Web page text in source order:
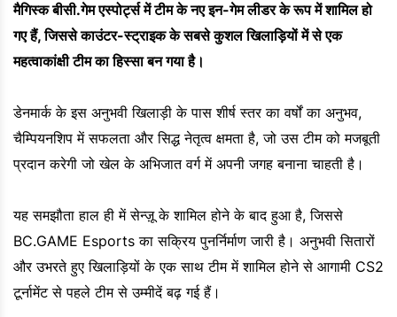
मैगिस्क बीसी.गेम एस्पोर्ट्स में टीम के नए इन-गेम लीडर के रूप में शामिल हो
गए हैं, जिससे काउंटर-स्ट्राइक के सबसे कुशल खिलाड़ियों में से एक
महत्वाकांक्षी टीम का हिस्सा बन गया है।
डेनमार्क के इस अनुभवी खिलाड़ी के पास शीर्ष स्तर का वर्षों का अनुभव,
चैम्पियनशिप में सफलता और सिद्ध नेतृत्व क्षमता है, जो उस टीम को मजबूती
प्रदान करेगी जो खेल के अभिजात वर्ग में अपनी जगह बनाना चाहती है।
यह समझौता हाल ही में सेन्ज़ू के शामिल होने के बाद हुआ है, जिससे
BC.GAME Esports का सक्रिय पुनर्निर्माण जारी है। अनुभवी सितारों
और उभरते हुए खिलाड़ियों के एक साथ टीम में शामिल होने से आगामी CS2
टूर्नामेंट से पहले टीम से उम्मीदें बढ़ गई हैं।